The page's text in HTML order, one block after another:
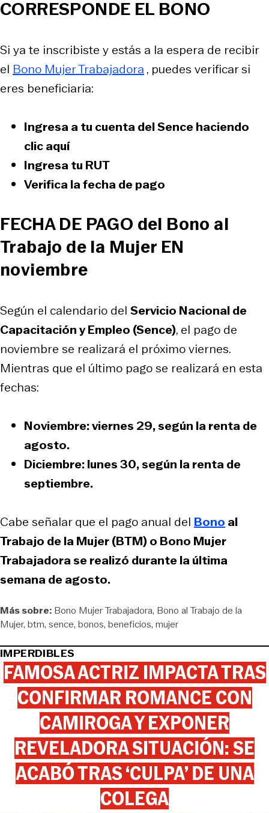
CORRESPONDE EL BONO
Si ya te inscribiste y estás a la espera de recibir
el Bono Mujer Trabajadora , puedes verificar si
eres beneficiaria:
Ingresa a tu cuenta del Sence haciendo
clic aquí
Ingresa tu RUT
Verifica la fecha de pago
FECHA DE PAGO del Bono al
Trabajo de la Mujer EN
noviembre
Según el calendario del Servicio Nacional de
Capacitación y Empleo (Sence), el pago de
noviembre se realizará el próximo viernes.
Mientras que el último pago se realizará en esta
fechas:
Noviembre: viernes 29, según la renta de
agosto.
Diciembre: lunes 30, según la renta de
septiembre.
Cabe señalar que el pago anual del Bono al
Trabajo de la Mujer (BTM) o Bono Mujer
Trabajadora se realizó durante la última
semana de agosto.
Más sobre: Bono Mujer Trabajadora Bono al Trabajo de la
Mujer btm sence bonos beneficios mujer
IMPERDIBLES
FAMOSA ACTRIZ IMPACTA TRAS
CONFIRMAR ROMANCE CON
CAMIROGA Y EXPONER
REVELADORA SITUACIÓN: SE
ACABÓ TRAS ‘CULPA’ DE UNA
COLEGA